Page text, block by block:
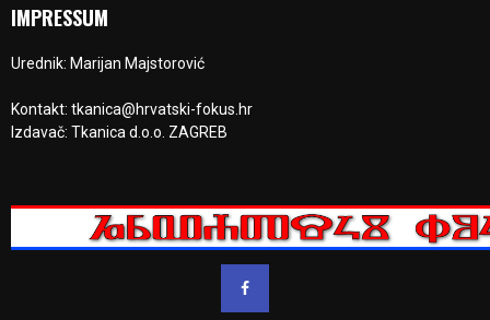
IMPRESSUM
Urednik: Marijan Majstorović
Kontakt: tkanica@hrvatski-fokus.hr
Izdavač: Tkanica d.o.o. ZAGREB